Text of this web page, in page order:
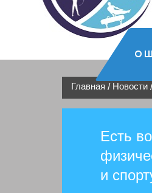
О
Главная / Новости
Есть
и